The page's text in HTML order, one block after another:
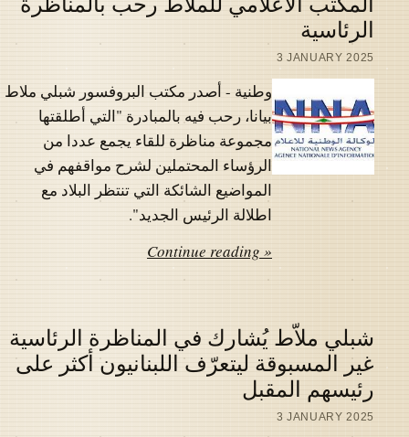
الرئاسية
3 JANUARY 2025
وطنية - أصدر مكتب البروفسور شبلي ملاط
بيانا، رحب فيه بالمبادرة "التي أطلقتها
مجموعة مناظرة للقاء يجمع عددا من
الرؤساء المحتملين لشرح مواقفهم في
المواضيع الشائكة التي تنتظر البلاد مع
اطلالة الرئيس الجديد".
Continue reading »
شبلي ملاّط يُشارك في المناظرة الرئاسية
غير المسبوقة ليتعرّف اللبنانيون أكثر على
رئيسهم المقبل
3 JANUARY 2025